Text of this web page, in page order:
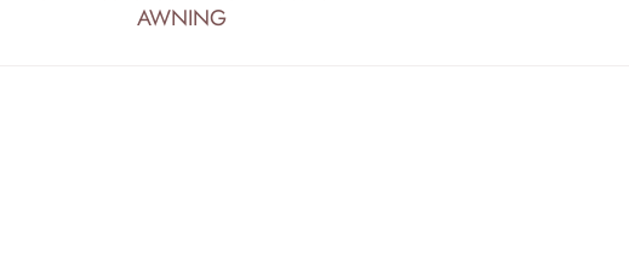
AWNING